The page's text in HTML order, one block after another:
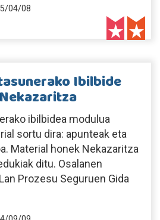
04/08
Ibilbide
ibilbidea modulua
sortu dira: apunteak eta
Material honek Nekazaritza
ditu. Osalanen
Prozesu Seguruen Gida